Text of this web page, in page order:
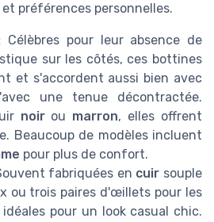
préférences personnelles.
Célèbres pour leur absence de
sur les côtés, ces bottines
et s'accordent aussi bien avec
une tenue décontractée.
noirou marron, elles offrent
Beaucoup de modèles incluent
pour plus de confort.
fabriquées en cuir souple
ou trois paires d'œillets pour les
pour un look casual chic.